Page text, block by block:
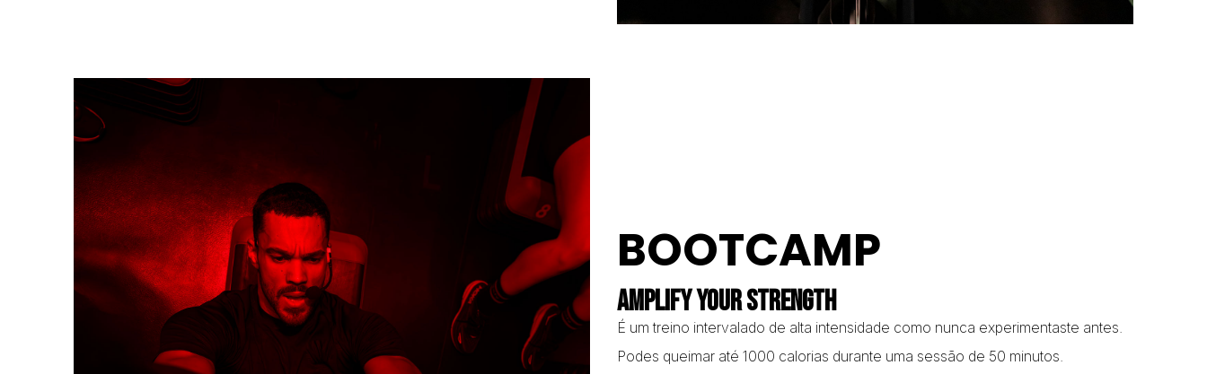
BOOTCAMP
AMPLIFY YOUR STRENGTH
É um treino intervalado de alta intensidade como nunca experimentaste antes.
Podes queimar até 1000 calorias durante uma sessão de 50 minutos.